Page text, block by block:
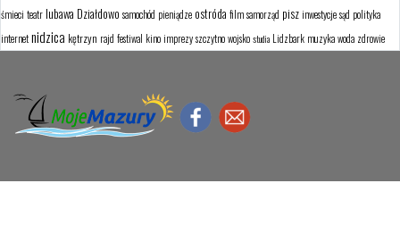
śmieci teatr lubawa Działdowo samochód pieniądze ostróda filmsamorząd pisz inwestycjesąd polityka
internetnidzica kętrzyn rajd festiwal kino imprezyszczytnowojsko studia Lidzbark muzykawoda zdrowie